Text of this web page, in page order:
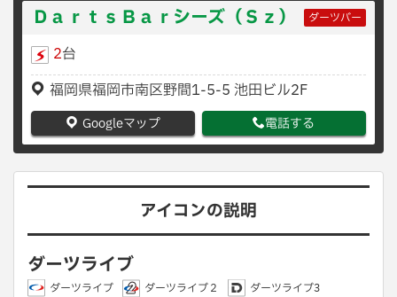
ＤａｒｔｓＢａｒシーズ（Ｓｚ） ダーツバー
2台
福岡県福岡市南区野間1-5-5 池田ビル2F
Googleマップ 電話する
アイコンの説明
ダーツライブ
ダーツライブ ダーツライブ２ ダーツライブ3